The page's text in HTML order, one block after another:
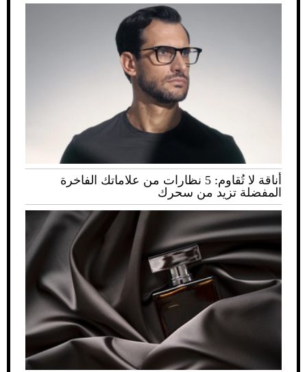
أناقة لا تُقاوم: 5 نظارات من علاماتك الفاخرة
المفضلة تزيد من سحرك